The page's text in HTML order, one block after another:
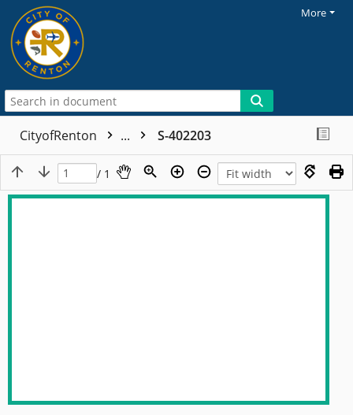
More
CityofRenton ... S-402203
/ 1